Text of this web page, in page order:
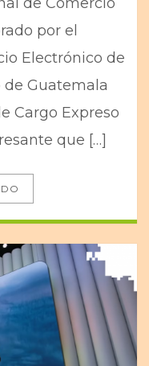
por el
Electrónico de
de Guatemala
Cargo Expreso
que […]